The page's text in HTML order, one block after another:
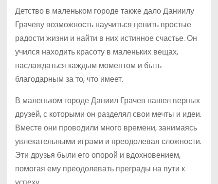
Детство в маленьком городе также дало Даниилу
Грачеву возможность научиться ценить простые
радости жизни и найти в них истинное счастье. Он
учился находить красоту в маленьких вещах,
наслаждаться каждым моментом и быть
благодарным за то, что имеет.
В маленьком городе Даниил Грачев нашел верных
друзей, с которыми он разделял свои мечты и идеи.
Вместе они проводили много времени, занимаясь
увлекательными играми и преодолевая сложности.
Эти друзья были его опорой и вдохновением,
помогая ему преодолевать преграды на пути к